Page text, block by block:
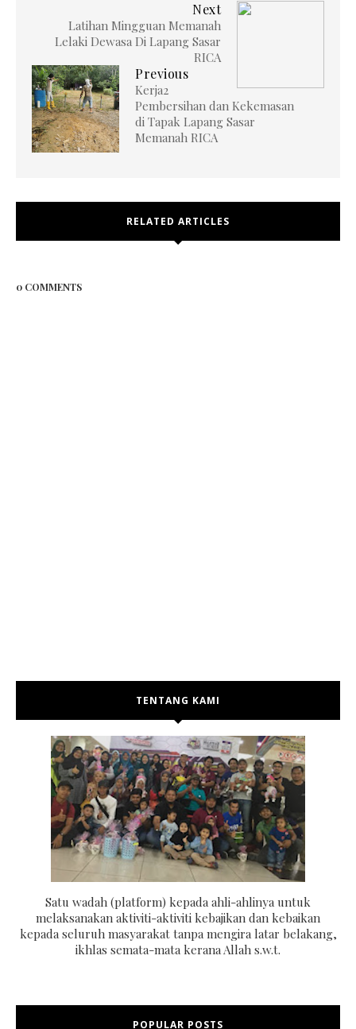
Next
Latihan Mingguan Memanah
Lelaki Dewasa Di Lapang Sasar
RICA
Previous
Kerja2
Pembersihan dan Kekemasan
di Tapak Lapang Sasar
Memanah RICA
RELATED ARTICLES
0 COMMENTS
TENTANG KAMI
Satu wadah (platform) kepada ahli-ahlinya untuk
melaksanakan aktiviti-aktiviti kebajikan dan kebaikan
kepada seluruh masyarakat tanpa mengira latar belakang,
ikhlas semata-mata kerana Allah s.w.t.
POPULAR POSTS